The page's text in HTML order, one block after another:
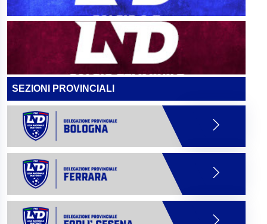
SEZIONI PROVINCIALI